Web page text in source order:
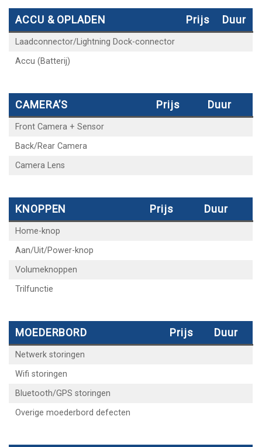
ACCU & OPLADEN Prijs Duur
Laadconnector/Lightning Dock-connector
Accu (Batterij)
CAMERA’S Prijs Duur
Front Camera + Sensor
Back/Rear Camera
Camera Lens
KNOPPEN Prijs Duur
Home-knop
Aan/Uit/Power-knop
Volumeknoppen
Trilfunctie
MOEDERBORD Prijs Duur
Netwerk storingen
Wifi storingen
Bluetooth/GPS storingen
Overige moederbord defecten